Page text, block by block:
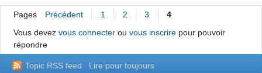
Connexion
Pages Précédent 1 2 3
4
Vous devez vous connecterou vous inscrirepour pouvoir
répondre
Topic RSS feed Lire pour toujours